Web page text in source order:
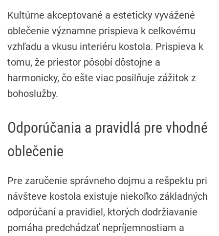
Kultúrne akceptované a esteticky vyvážené
oblečenie významne prispieva k celkovému
vzhľadu a vkusu interiéru kostola. Prispieva k
tomu, že priestor pôsobí dôstojne a
harmonicky, čo ešte viac posilňuje zážitok z
bohoslužby.
Odporúčania a pravidlá pre vhodné
oblečenie
Pre zaručenie správneho dojmu a rešpektu pri
návšteve kostola existuje niekoľko základných
odporúčaní a pravidiel, ktorých dodržiavanie
pomáha predchádzať nepríjemnostiam a